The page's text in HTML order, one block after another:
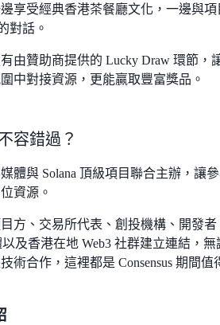
享受經典香港茶餐廳文化，一邊與項
對話。
由贊助商提供的 Lucky Draw 環節，
中對接資源，更能贏取豐富獎品。
容錯過？
體與 Solana 頂級項目聯合主辦，讓
資源。
方、交易所代表、創投機構、開發者
及香港在地 Web3 社群建立連結，無
術合作，這裡都是 Consensus 期間值